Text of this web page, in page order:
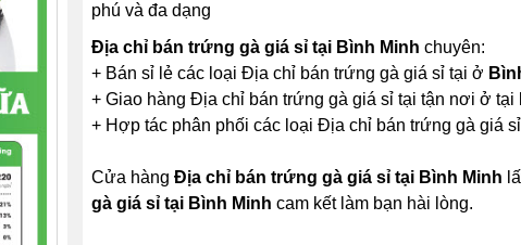
phú và đa dạng
Địa chỉ bán trứng gà giá sỉ tại Bình Minh chuyên:
+ Bán sỉ lẻ các loại Địa chỉ bán trứng gà giá sỉ tại ở
+ Giao hàng Địa chỉ bán trứng gà giá sỉ tại tận nơi ở tại
+ Hợp tác phân phối các loại Địa chỉ bán trứng gà giá
Cửa hàng Địa chỉ bán trứng gà giá sỉ tại Bình Minh
gà giá sỉ tại Bình Minh cam kết làm bạn hài lòng.